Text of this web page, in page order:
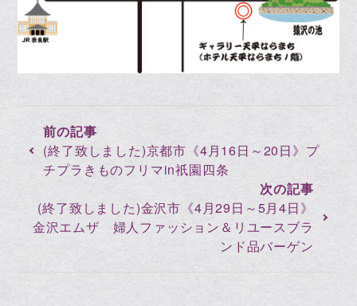
(終了致しました)京都市《4月16日～20日》プ
チプラきものフリマin祇園四条
(終了致しました)金沢市《4月29日～5月4日》
金沢エムザ 婦人ファッション＆リユースブラ
ンド品バーゲン